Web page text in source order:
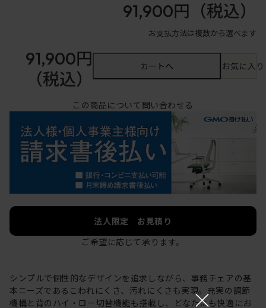
91,900円 （税込）
お支払方法は複数から選べます
91,900円
（税込）
カートへ お気に入
この商品について問い合わせる
法人限定 お見積り
ご希望に応じて承ります。
シンプルで個性的なデザインを追求しながら、事務チェアの基
本ニーズであるこわれにくさ、汚れにくさも実現。充実の調節
機構と背のハイ・ロー切替機能も搭載し、どなたにも快適にお
×